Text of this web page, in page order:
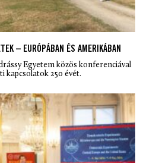
– EURÓPÁBAN ÉS AMERIKÁBAN
Egyetem közös konferenciával
kapcsolatok 250 évét.